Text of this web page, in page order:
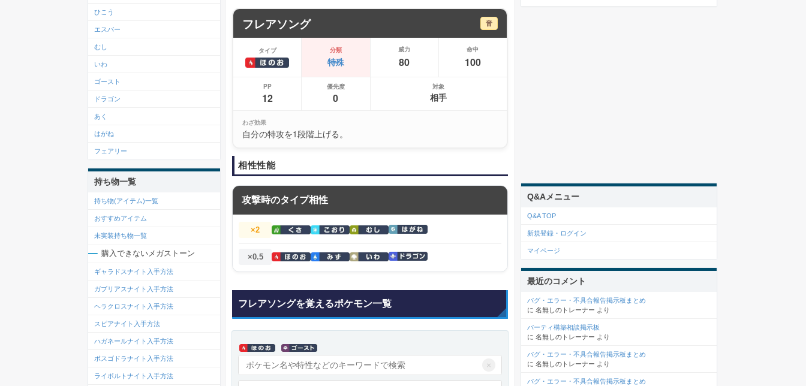
フレアソング 音
タイプ 分類
特殊
威力
80
命中
100
PP
12
優先度
0
対象
相手
わざ効果
自分の特攻を1段階上げる。
相性性能
攻撃時のタイプ相性
×2
×0.5
フレアソングを覚えるポケモン一覧
×
ひこう
エスパー
むし
いわ
ゴースト
ドラゴン
あく
はがね
フェアリー
持ち物一覧
持ち物(アイテム)一覧
おすすめアイテム
未実装持ち物一覧
購入できないメガストーン
ギャラドスナイト入手方法
ガブリアスナイト入手方法
ヘラクロスナイト入手方法
スピアナイト入手方法
ハガネールナイト入手方法
ボスゴドラナイト入手方法
ライボルトナイト入手方法
Q&Aメニュー
Q&A TOP
新規登録・ログイン
マイページ
最近のコメント
バグ・エラー・不具合報告掲示板まとめ
に 名無しのトレーナー より
パーティ構築相談掲示板
に 名無しのトレーナー より
バグ・エラー・不具合報告掲示板まとめ
に 名無しのトレーナー より
バグ・エラー・不具合報告掲示板まとめ